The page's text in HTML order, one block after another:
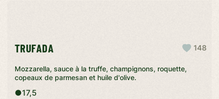
TRUFADA 148
Mozzarella, sauce à la truffe, champignons, roquette,
copeaux de parmesan et huile d'olive.
●17,5